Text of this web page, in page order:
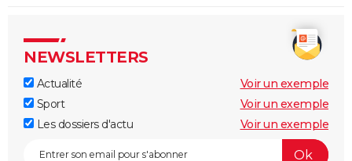
NEWSLETTERS
Actualité
Voir un exemple
Sport
Voir un exemple
Les dossiers d'actu
Voir un exemple